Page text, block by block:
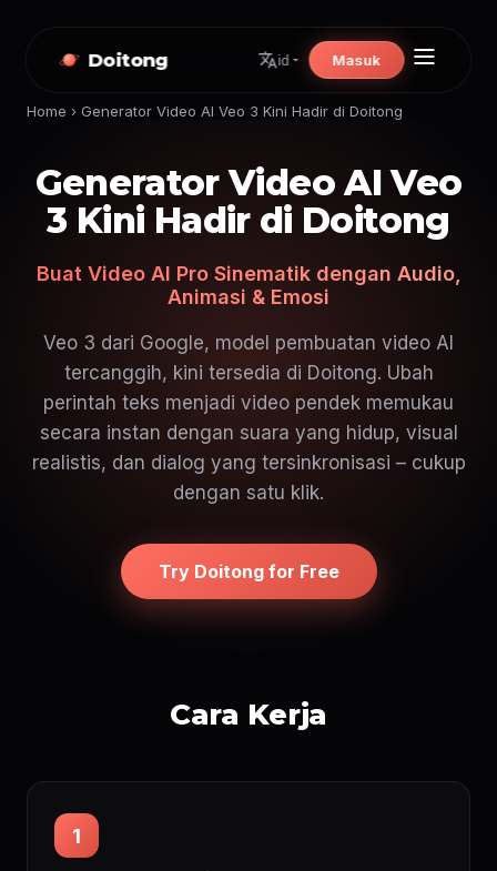
Doitong id Masuk
Home › Generator Video AI Veo 3 Kini Hadir di Doitong
Generator Video AI Veo
3 Kini Hadir di Doitong
Buat Video AI Pro Sinematik dengan Audio,
Animasi & Emosi
Veo 3 dari Google, model pembuatan video AI
tercanggih, kini tersedia di Doitong. Ubah
perintah teks menjadi video pendek memukau
secara instan dengan suara yang hidup, visual
realistis, dan dialog yang tersinkronisasi – cukup
dengan satu klik.
Try Doitong for Free
Cara Kerja
1